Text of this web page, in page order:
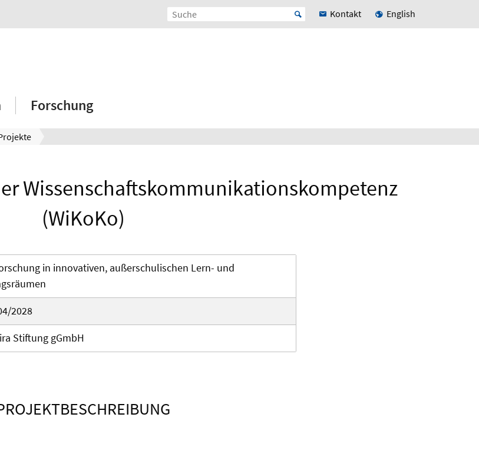
Kontakt English
Forschung
Wissenschaftskommunikationskompetenz
(WiKoKo)
in innovativen, außerschulischen Lern- und
2028
Stiftung gGmbH